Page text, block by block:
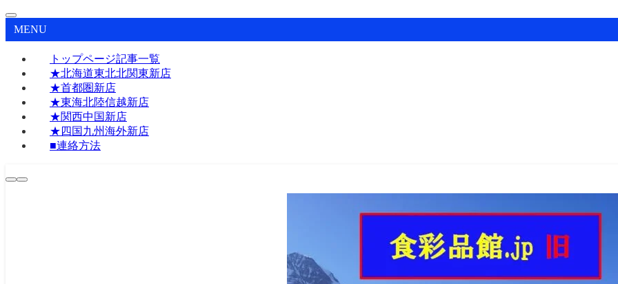
MENU
トップページ記事一覧
★北海道東北北関東新店
★首都圏新店
★東海北陸信越新店
★関西中国新店
★四国九州海外新店
■連絡方法